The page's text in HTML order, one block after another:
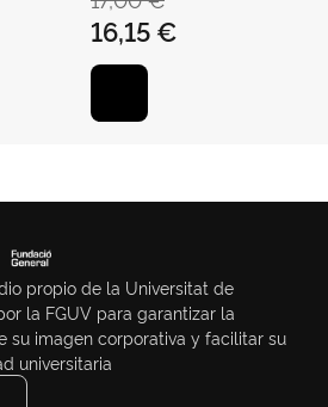
16,15 €
propio de la Universitat de
la FGUV para garantizar la
su imagen corporativa y facilitar su
universitaria